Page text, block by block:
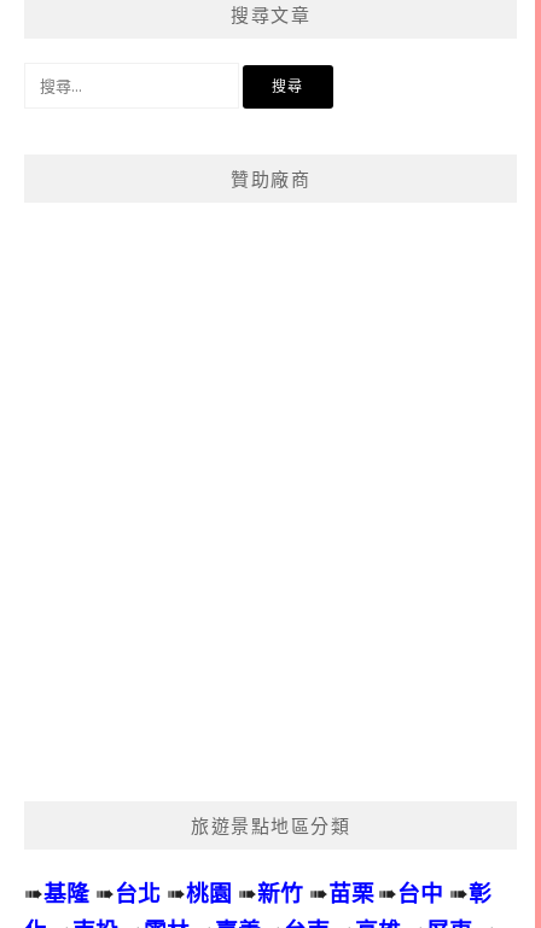
搜尋文章
贊助廠商
旅遊景點地區分類
➠基隆 ➠台北 ➠桃園 ➠新竹 ➠苗栗➠台中 ➠彰